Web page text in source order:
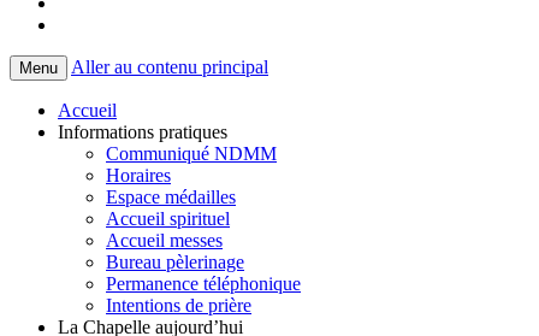
Menu Aller au contenu principal
Accueil
Informations pratiques
Communiqué NDMM
Horaires
Espace médailles
Accueil spirituel
Accueil messes
Bureau pèlerinage
Permanence téléphonique
Intentions de prière
La Chapelle aujourd’hui